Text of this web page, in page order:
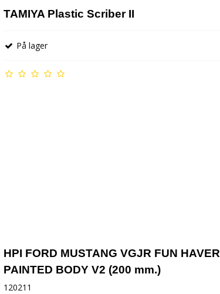
TAMIYA Plastic Scriber II
På lager
HPI FORD MUSTANG VGJR FUN HAVER
PAINTED BODY V2 (200 mm.)
120211